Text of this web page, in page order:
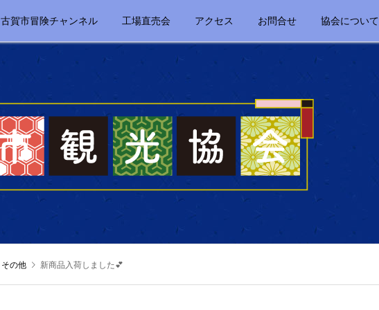
古賀市冒険チャンネル 工場直売会 アクセス お問合せ 協会について
その他 新商品入荷しました💕